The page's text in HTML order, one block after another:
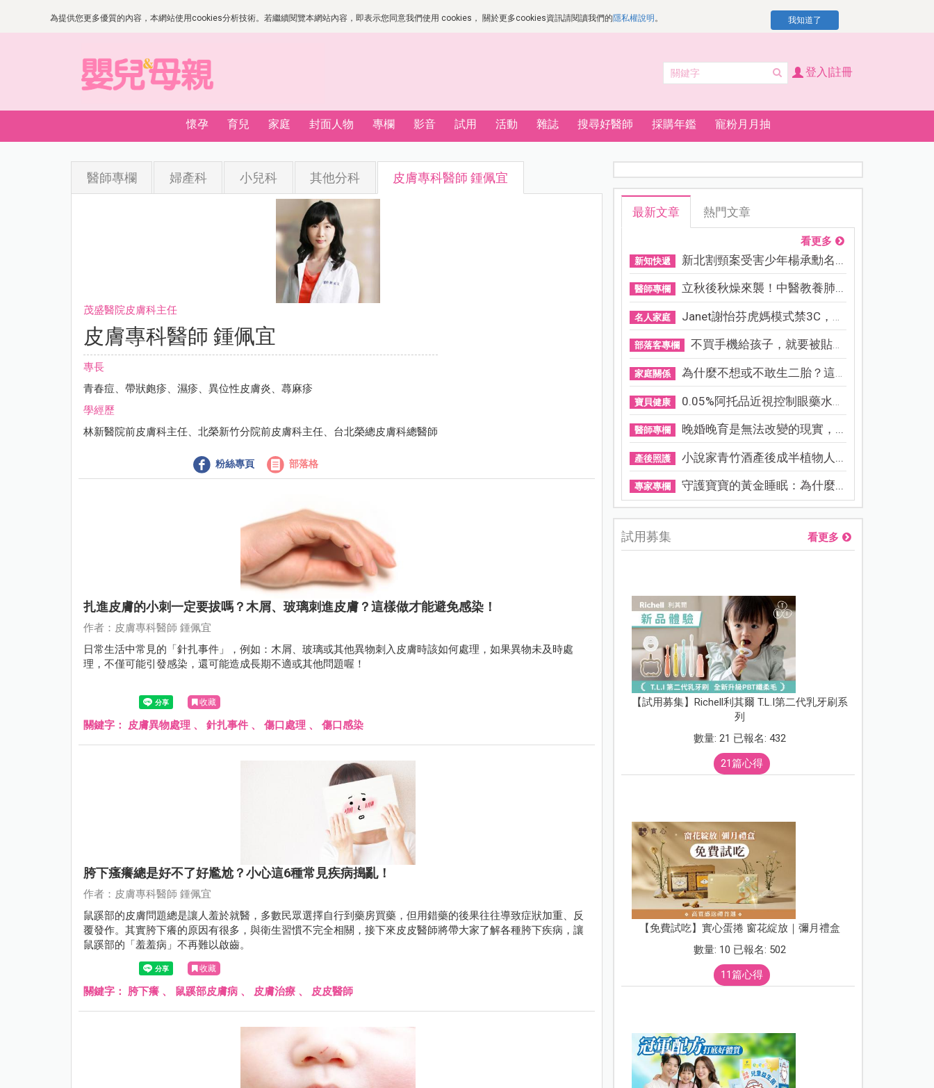
為提供您更多優質的內容，本網站使用cookies分析技術。若繼續閱覽本網站內容，即表示您同意我們使用 cookies， 關於更多cookies資訊請閱讀我們的隱私權說明 。 我知道了
登入|註冊
懷孕 育兒 家庭 封面人物 專欄 影音 試用 活動 雜誌 搜尋好醫師 採購年鑑 寵粉月月抽
醫師專欄 婦產科 小兒科 其他分科 皮膚專科醫師 鍾佩宜
茂盛醫院皮膚科主任
皮膚專科醫師 鍾佩宜
專長
青春痘、帶狀皰疹、濕疹、異位性皮膚炎、蕁麻疹
學經歷
林新醫院前皮膚科主任、北榮新竹分院前皮膚科主任、台北榮總皮膚科總醫師
粉絲專頁 部落格
扎進皮膚的小刺一定要拔嗎？木屑、玻璃刺進皮膚？這樣做才能避免感染！
作者：皮膚專科醫師 鍾佩宜
日常生活中常見的「針扎事件」，例如：木屑、玻璃或其他異物刺入皮膚時該如何處理，如果異物未及時處
理，不僅可能引發感染，還可能造成長期不適或其他問題喔！
收藏
關鍵字： 皮膚異物處理 、 針扎事件 、 傷口處理 、 傷口感染
胯下瘙癢總是好不了好尷尬？小心這6種常見疾病搗亂！
作者：皮膚專科醫師 鍾佩宜
鼠蹊部的皮膚問題總是讓人羞於就醫，多數民眾選擇自行到藥房買藥，但用錯藥的後果往往導致症狀加重、反
覆發作。其實胯下癢的原因有很多，與衛生習慣不完全相關，接下來皮皮醫師將帶大家了解各種胯下疾病，讓
鼠蹊部的「羞羞病」不再難以啟齒。
收藏
關鍵字： 胯下癢 、 鼠蹊部皮膚病 、 皮膚治療 、 皮皮醫師
最新文章 熱門文章
看更多
新知快遞 新北割頸案受害少年楊承勳名...
醫師專欄 立秋後秋燥來襲！中醫教養肺...
名人家庭 Janet謝怡芬虎媽模式禁3C，看...
部落客專欄 不買手機給孩子，就要被貼「...
家庭關係 為什麼不想或不敢生二胎？這8...
寶貝健康 0.05%阿托品近視控制眼藥水納...
醫師專欄 晚婚晚育是無法改變的現實，...
產後照護 小說家青竹酒產後成半植物人...
專家專欄 守護寶寶的黃金睡眠：為什麼...
試用募集 看更多
【試用募集】Richell利其爾 T.L.I第二代乳牙刷系
列
數量: 21 已報名: 432
21篇心得
【免費試吃】實心蛋捲 窗花綻放｜彌月禮盒
數量: 10 已報名: 502
11篇心得